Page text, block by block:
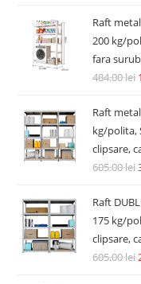
Raft
200 kg/
fara
484.00lei
Raft
kg/polita,
clipsare,
605.00lei
Raft
175 kg/
clipsare,
605.00lei